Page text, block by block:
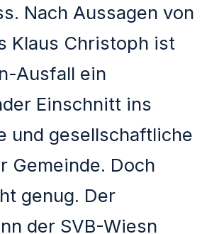
Nach Aussagen von
Klaus Christoph ist
Ausfall ein
Einschnitt ins
und gesellschaftliche
Gemeinde. Doch
genug. Der
der SVB-Wiesn